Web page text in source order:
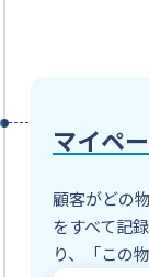
マイペ
顧客がどの
をすべて記
り、「この